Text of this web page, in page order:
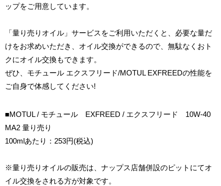
ップをご用意しています。
「量り売りオイル」サービスをご利用いただくと、必要な量だ
けをお求めいただき、オイル交換ができるので、無駄なくおト
クにオイル交換もできます。
ぜひ、モチュール エクスフリード/MOTUL EXFREEDの性能を
ご自身で体感してください!
■MOTUL / モチュール EXFREED / エクスフリード 10W-40
MA2 量り売り
100mlあたり：253円(税込)
※量り売りオイルの販売は、ナップス店舗併設のピットにてオ
イル交換をされる方が対象です。